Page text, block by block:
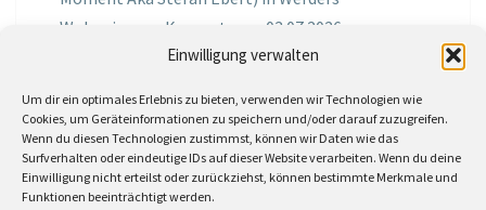
Einwilligung verwalten
Um dir ein optimales Erlebnis zu bieten, verwenden wir Technologien wie
Cookies, um Geräteinformationen zu speichern und/oder darauf zuzugreifen.
Wenn du diesen Technologien zustimmst, können wir Daten wie das
Surfverhalten oder eindeutige IDs auf dieser Website verarbeiten. Wenn du deine
Einwilligung nicht erteilst oder zurückziehst, können bestimmte Merkmale und
Funktionen beeinträchtigt werden.
Wohnzimmer Konzerte am 03.07.2026
Podcast Nr.01 vom 08.09.2025 mit Joe Astray
MIRI IN THE GREENzuMiri in the Green in der
Hemingway Lounge, am 30.05.2026